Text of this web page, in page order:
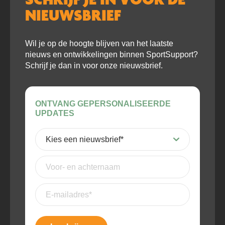
NIEUWSBRIEF
Wil je op de hoogte blijven van het laatste
nieuws en ontwikkelingen binnen SportSupport?
Schrijf je dan in voor onze nieuwsbrief.
ONTVANG GEPERSONALISEERDE
UPDATES
Kies
een
nieuwsbrief(Vereist)
Voor-
en
achternaam
E-
mailadres(Vereist)